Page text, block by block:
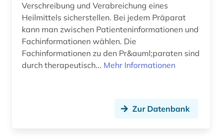
molekül (1)
monographie (1)
moocs (1)
nachhaltigkeit (1)
nachwachsender rohstoff (1)
Verschreibung und Verabreichung eines
Heilmittels sicherstellen. Bei jedem Präparat
kann man zwischen Patienteninformationen und
Fachinformationen wählen. Die
Fachinformationen zu den Pr&auml;paraten sind
durch therapeutisch... Mehr Informationen
Zur Datenbank